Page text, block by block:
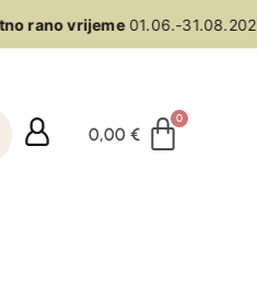
rano vrijeme01.06.-31.08.2026
0,00€